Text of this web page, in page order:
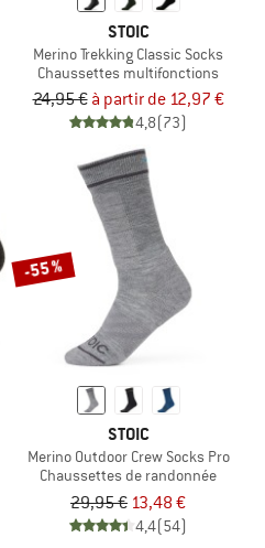
STOIC
Merino Trekking Classic Socks
Chaussettes multifonctions
24,95 € à partir de 12,97 €
4,8(73)
-55 %
STOIC
Merino Outdoor Crew Socks Pro
Chaussettes de randonnée
29,95 € 13,48 €
4,4(54)